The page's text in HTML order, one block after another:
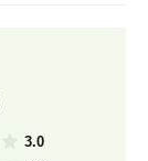
3.0